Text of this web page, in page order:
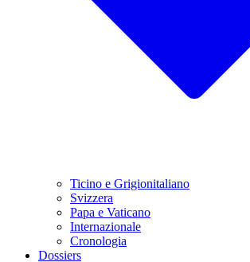
Ticino e Grigionitaliano
Svizzera
Papa e Vaticano
Internazionale
Cronologia
Dossiers